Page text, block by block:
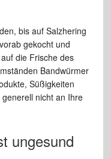
bis auf Salzhering
gekocht und
die Frische des
Bandwürmer
Süßigkeiten
nicht an Ihre
ungesund